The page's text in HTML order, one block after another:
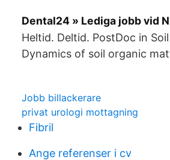
Dental24 » Lediga jobb vid
Heltid. Deltid. PostDoc in
Dynamics of soil organic
Jobb billackerare
privat urologi mottagning
Fibril
Ange referenser i cv